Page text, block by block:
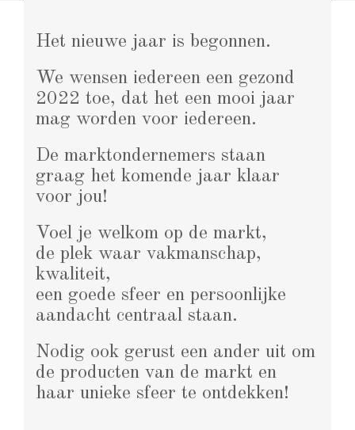
Het nieuwe jaar is begonnen.
We wensen iedereen een gezond
2022 toe, dat het een mooi jaar
mag worden voor iedereen.
De marktondernemers staan
graag het komende jaar klaar
voor jou!
Voel je welkom op de markt,
de plek waar vakmanschap,
kwaliteit,
een goede sfeer en persoonlijke
aandacht centraal staan.
Nodig ook gerust een ander uit om
de producten van de markt en
haar unieke sfeer te ontdekken!